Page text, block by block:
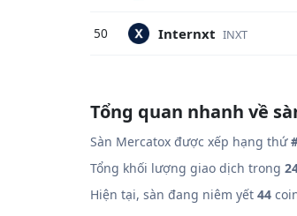
50 Internxt INXT
Tổng quan nhanh về
Sàn Mercatox được xếp hạng thứ
Tổng khối lượng giao dịch trong
Hiện tại, sàn đang niêm yết 44